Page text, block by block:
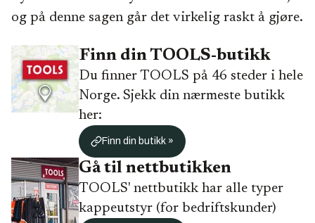
og på denne sagen går det virkelig raskt å gjøre.
Finn din TOOLS-butikk
Du finner TOOLS på 46 steder i hele
Norge. Sjekk din nærmeste butikk
her:
Finn din butikk »
Gå til nettbutikken
TOOLS' nettbutikk har alle typer
kappeutstyr (for bedriftskunder)